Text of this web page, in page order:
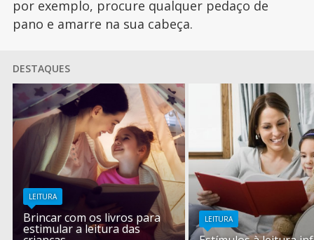
por exemplo, procure qualquer pedaço de
pano e amarre na sua cabeça.
DESTAQUES
LEITURA
Brincar com os livros para
estimular a leitura das
LEITURA